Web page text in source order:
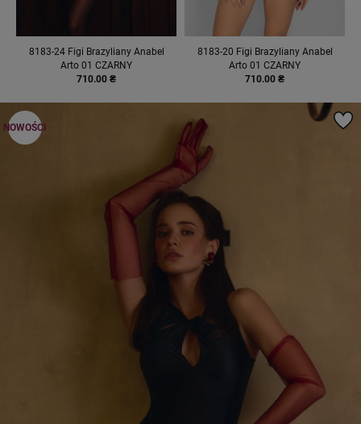
8183-24 Figi Brazyliany Anabel
Arto 01 CZARNY
710.00 ₴
8183-20 Figi Brazyliany Anabel
Arto 01 CZARNY
710.00 ₴
NOWOŚCI